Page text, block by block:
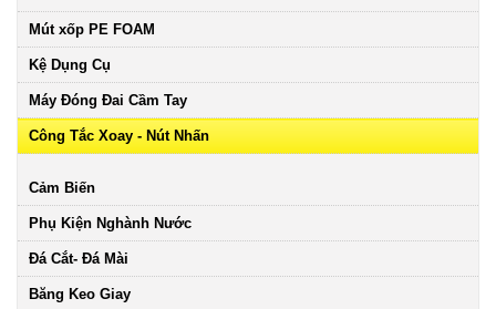
Mút xốp PE FOAM
Kệ Dụng Cụ
Máy Đóng Đai Cầm Tay
Công Tắc Xoay - Nút Nhấn
Cảm Biến
Phụ Kiện Nghành Nước
Đá Cắt- Đá Mài
Băng Keo Giay